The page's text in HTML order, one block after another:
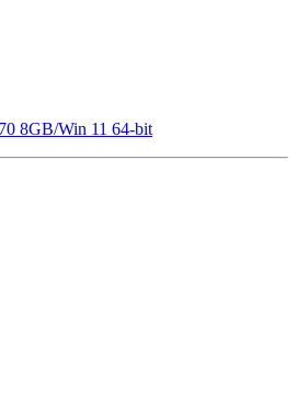
8GB/Win 11 64-bit